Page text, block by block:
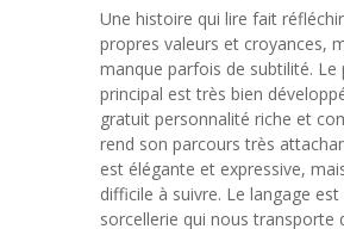
Une histoire qui lire fait
propres valeurs et croyances,
manque parfois de subtilité. Le
principal est très bien
gratuit personnalité riche et
rend son parcours très
est élégante et expressive,
difficile à suivre. Le langage est
sorcellerie qui nous transporte